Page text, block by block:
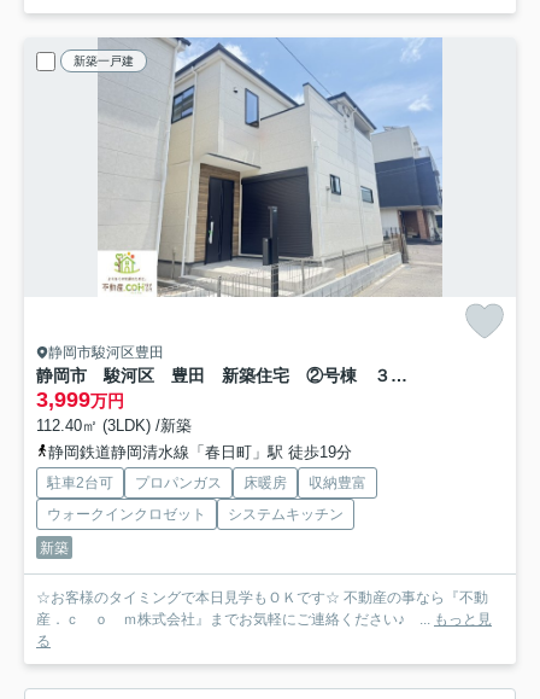
新築一戸建
静岡市駿河区豊田
静岡市 駿河区 豊田 新築住宅 ②号棟 ３LDK
3,999万円
112.40㎡ (3LDK) /新築
静岡鉄道静岡清水線「春日町」駅 徒歩19分
駐車2台可 プロパンガス 床暖房
収納豊富
ウォークインクロゼット
システムキッチン
新築
☆お客様のタイミングで本日見学もＯＫです☆ 不動産の事なら『不動
産．ｃ ｏ ｍ株式会社』までお気軽にご連絡ください♪ ...
もっと見
る